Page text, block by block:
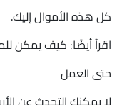
كل هذه الأموال إليك.
اقرأ أيضًا: كيف يمكن
حتى العمل